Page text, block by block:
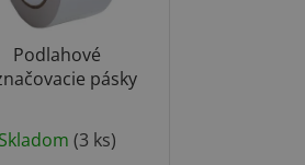
Podlahové
pásky
hodnotenie
Skladom (3 ks)